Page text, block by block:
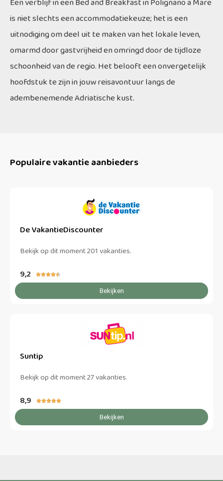
Een verblijf in een Bed and Breakfast in Polignano a Mare
is niet slechts een accommodatiekeuze; het is een
uitnodiging om deel uit te maken van het lokale leven,
omarmd door gastvrijheid en omringd door de tijdloze
schoonheid van de regio. Het belooft een onvergetelijk
hoofdstuk te zijn in jouw reisavontuur langs de
adembenemende Adriatische kust.
Populaire vakantie aanbieders
De VakantieDiscounter
Bekijk op dit moment 201 vakanties.
9,2 
Bekijken
Suntip
Bekijk op dit moment 27 vakanties.
8,9 
Bekijken